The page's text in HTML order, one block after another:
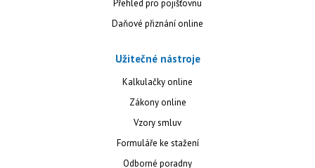
Přehled pro pojišťovnu
Daňové přiznání online
Užitečné nástroje
Kalkulačky online
Zákony online
Vzory smluv
Formuláře ke stažení
Odborné poradny